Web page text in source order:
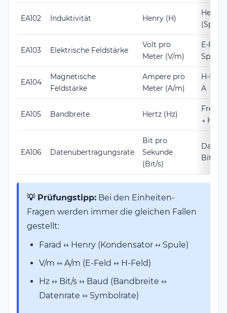
EA102 Induktivität Henry (H)
Henry
(Spule)
EA103 Elektrische Feldstärke
Volt pro
Meter (V/m)
E-Feld
EA104
Magnetische
Feldstärke
Ampere pro
Meter (A/m)
H-
A
EA105 Bandbreite Hertz (Hz)
→ Hz
EA106 Datenübertragungsrate
Bit pro
Sekunde
(Bit/s)
Bit/s
💡 Prüfungstipp: Bei den Einheiten-
Fragen werden immer die gleichen Fallen
gestellt:
Farad ↔ Henry (Kondensator ↔ Spule)
V/m ↔ A/m (E-Feld ↔ H-Feld)
Hz ↔ Bit/s ↔ Baud (Bandbreite ↔
Datenrate ↔ Symbolrate)